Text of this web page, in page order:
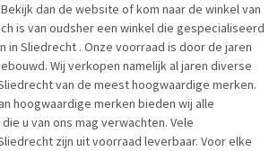
dan de website of kom naar de winkel van
is van oudsher een winkel die gespecialiseerd
in Sliedrecht . Onze voorraad is door de jaren
Wij verkopen namelijk al jaren diverse
van de meest hoogwaardige merken.
hoogwaardige merken bieden wij alle
u van ons mag verwachten. Vele
zijn uit voorraad leverbaar. Voor elke